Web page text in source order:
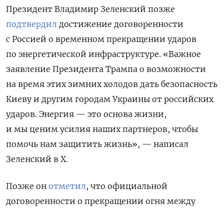
Президент Владимир Зеленский позже
подтвердил достижение договоренности
с Россией о временном прекращении ударов
по энергетической инфраструктуре. «Важное
заявление Президента Трампа о возможности
на время этих зимних холодов дать безопасность
Киеву и другим городам Украины от российских
ударов. Энергия — это основа жизни,
и мы ценим усилия наших партнеров, чтобы
помочь нам защитить жизнь», — написал
Зеленский в X.
Позже он отметил, что официальной
договоренности о прекращении огня между